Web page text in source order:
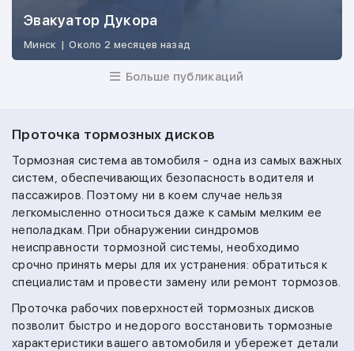
Эвакуатор Дукора
Минск | Около 2 месяцев назад
Больше публикаций
Проточка тормозных дисков
Тормозная система автомобиля - одна из самых важных
систем, обеспечивающих безопасность водителя и
пассажиров. Поэтому ни в коем случае нельзя
легкомысленно относиться даже к самым мелким ее
неполадкам. При обнаружении синдромов
неисправности тормозной системы, необходимо
срочно принять меры для их устранения: обратиться к
специалистам и провести замену или ремонт тормозов.
Проточка рабочих поверхностей тормозных дисков
позволит быстро и недорого восстановить тормозные
характеристики вашего автомобиля и убережет детали